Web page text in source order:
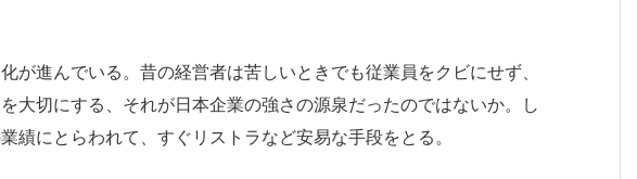
が進んでいる。昔の経営者は苦しいときでも従業員をクビにせず、
大切にする、それが日本企業の強さの源泉だったのではないか。し
績にとらわれて、すぐリストラなど安易な手段をとる。